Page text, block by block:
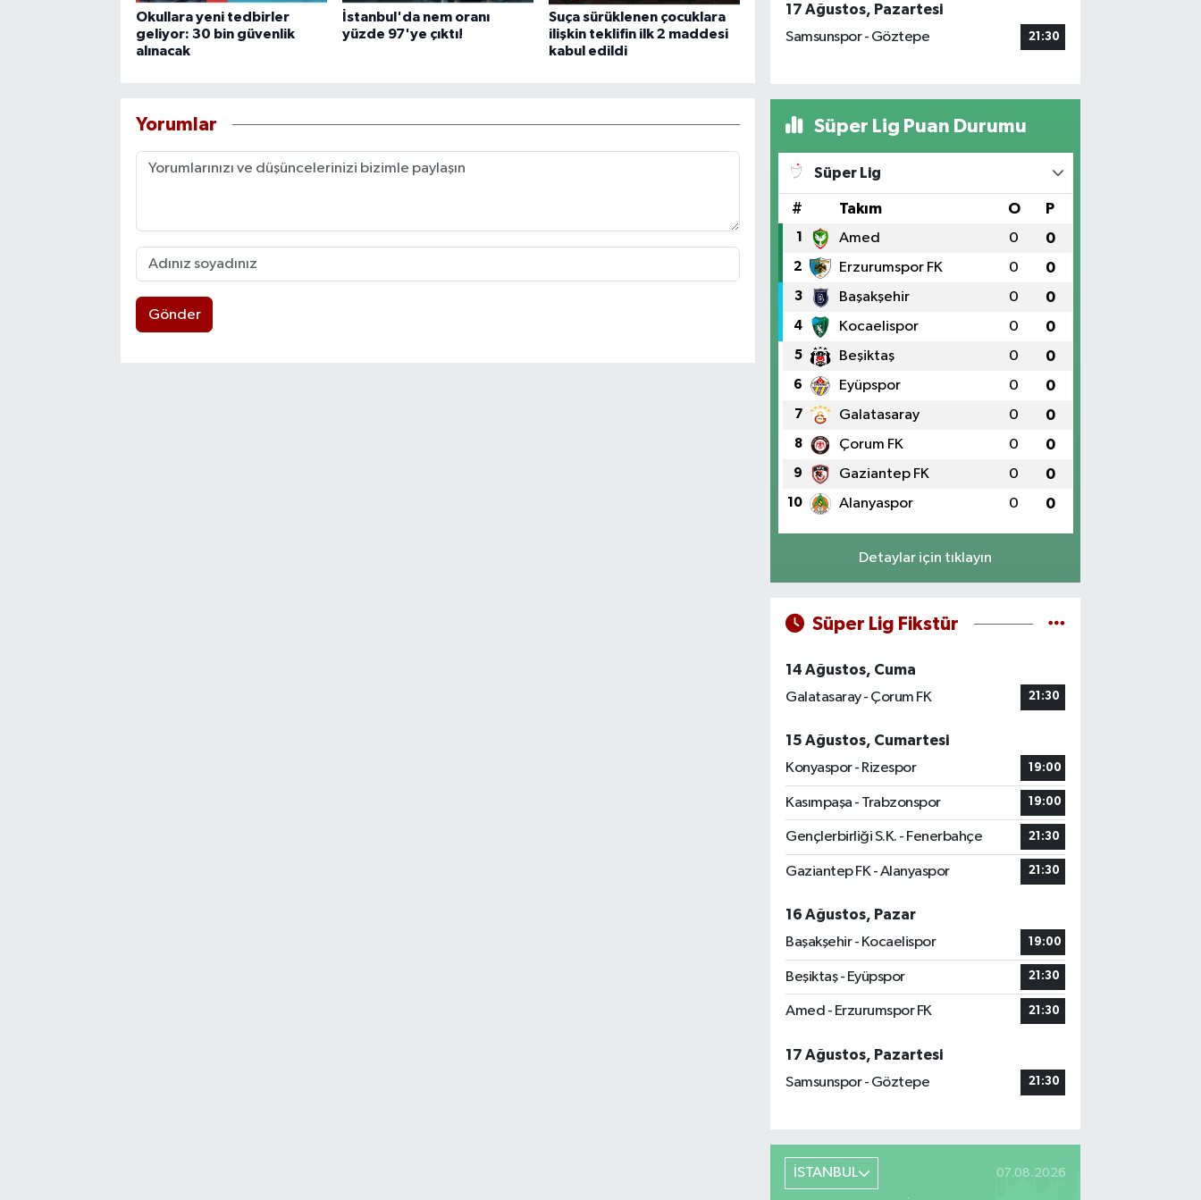
Okullara yeni tedbirler
geliyor: 30 bin güvenlik
alınacak
İstanbul'da nem oranı
yüzde 97'ye çıktı!
Suça sürüklenen çocuklara
ilişkin teklifin ilk 2 maddesi
kabul edildi
Yorumlar
Gönder
17 Ağustos, Pazartesi
Samsunspor - Göztepe
21:30
Süper Lig Puan Durumu
Süper Lig
# Takım O P
1 Amed 0 0
2 Erzurumspor FK 0 0
3 Başakşehir 0 0
4 Kocaelispor 0 0
5 Beşiktaş 0 0
6 Eyüpspor 0 0
7 Galatasaray 0 0
8 Çorum FK 0 0
9 Gaziantep FK 0 0
10 Alanyaspor 0 0
Detaylar için tıklayın
Süper Lig Fikstür
14 Ağustos, Cuma
Galatasaray - Çorum FK
21:30
15 Ağustos, Cumartesi
Konyaspor - Rizespor
19:00
Kasımpaşa - Trabzonspor 19:00
Gençlerbirliği S.K. - Fenerbahçe 21:30
Gaziantep FK - Alanyaspor 21:30
16 Ağustos, Pazar
Başakşehir - Kocaelispor
19:00
Beşiktaş - Eyüpspor 21:30
Amed - Erzurumspor FK 21:30
17 Ağustos, Pazartesi
Samsunspor - Göztepe
21:30
İSTANBUL 07.08.2026